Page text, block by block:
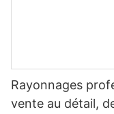
Rayonnages
vente au détail,